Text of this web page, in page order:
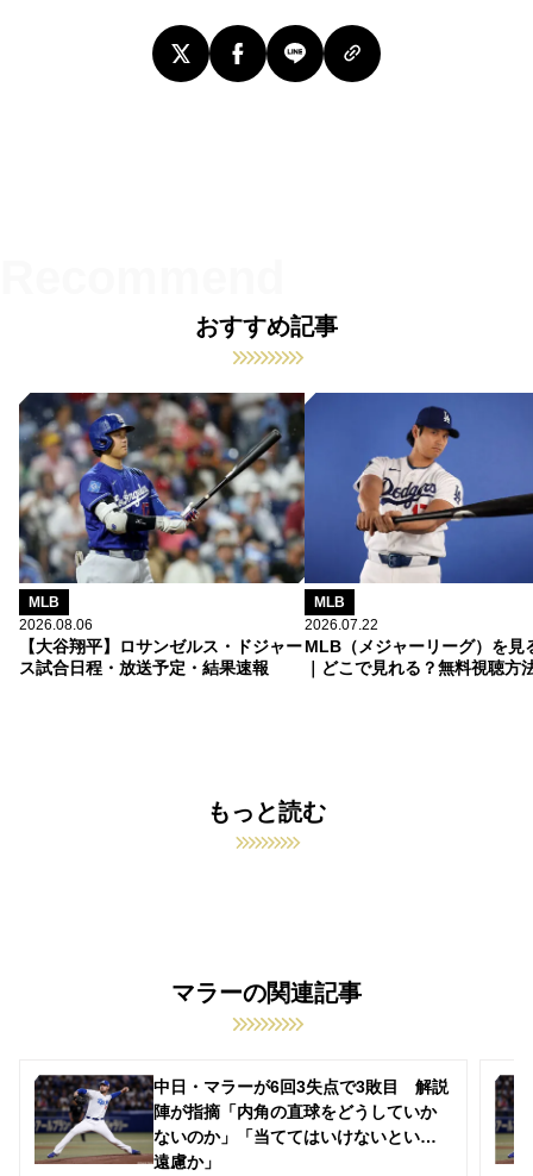
おすすめ記事
MLB
2026.08.06
【大谷翔平】ロサンゼルス・ドジャー
ス試合日程・放送予定・結果速報
MLB
2026.07.22
MLB（メジャーリーグ）を見
｜どこで見れる？無料視聴方
もっと読む
マラーの関連記事
中日・マラーが6回3失点で3敗目 解説
陣が指摘「内角の直球をどうしていか
ないのか」「当ててはいけないという
遠慮か」